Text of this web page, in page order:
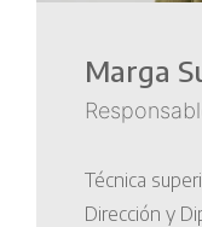
Marga
Técnica
Dirección y